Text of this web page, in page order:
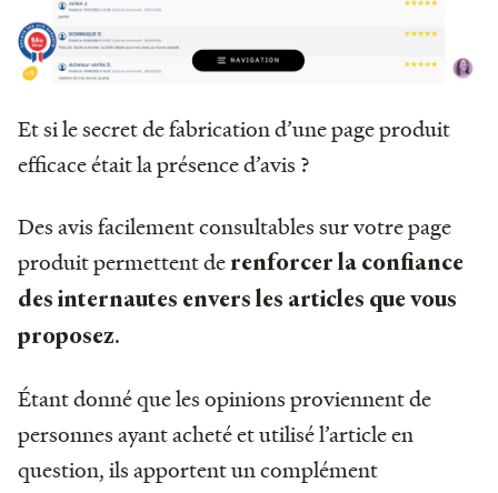
Et si le secret de fabrication d’une page produit
efficace était la présence d’avis ?
Des avis facilement consultables sur votre page
produit permettent de renforcer la confiance
des internautes envers les articles que vous
proposez.
Étant donné que les opinions proviennent de
personnes ayant acheté et utilisé l’article en
question, ils apportent un complément